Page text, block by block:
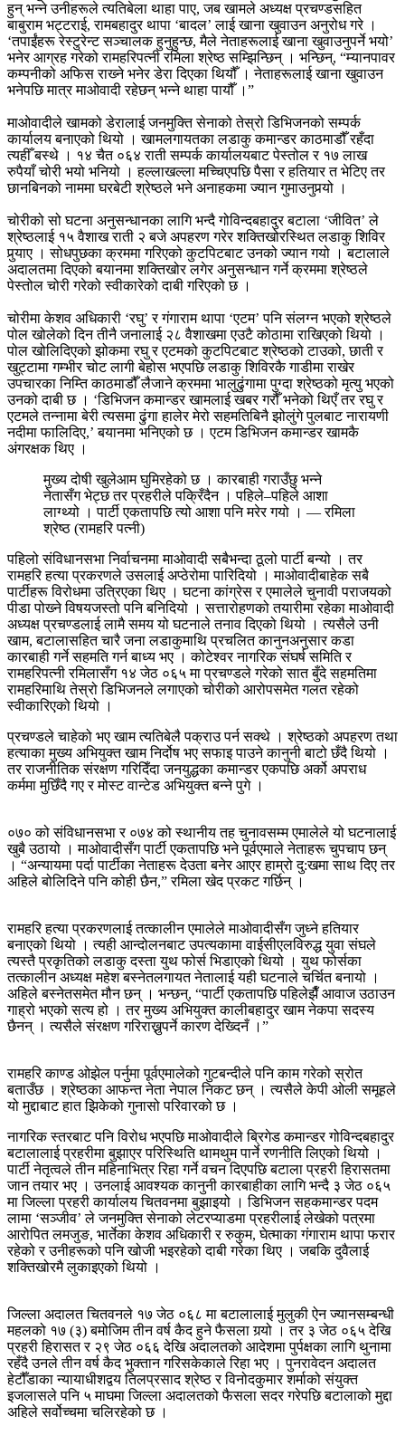
हुन् भन्‍ने उनीहरूले त्यतिबेला थाहा पाए, जब खामले अध्यक्ष प्रचण्डसहित
बाबुराम भट्टराई, रामबहादुर थापा ‘बादल’ लाई खाना खुवाउन अनुरोध गरे ।
‘तपाईंहरू रेस्टुरेन्ट सञ्चालक हुनुहुन्छ, मैले नेताहरूलाई खाना खुवाउनुपर्ने भयो’
भनेर आग्रह गरेको रामहरिपत्नी रमिला श्रेष्ठ सम्झिन्छिन् । भन्छिन्, “म्यानपावर
कम्पनीको अफिस राख्‍ने भनेर डेरा दिएका थियौँ । नेताहरूलाई खाना खुवाउन
भनेपछि मात्र माओवादी रहेछन् भन्‍ने थाहा पायौँ ।”
माओवादीले खामको डेरालाई जनमुक्ति सेनाको तेस्रो डिभिजनको सम्पर्क
कार्यालय बनाएको थियो । खामलगायतका लडाकु कमान्डर काठमाडौँ रहँदा
त्यहीँ बस्थे । १४ चैत ०६४ राती सम्पर्क कार्यालयबाट पेस्तोल र १७ लाख
रुपैयाँ चोरी भयो भनियो । हल्लाखल्ला मच्चिएपछि पैसा र हतियार त भेटिए तर
छानबिनको नाममा घरबेटी श्रेष्ठले भने अनाहकमा ज्यान गुमाउनुपर्‍यो ।
चोरीको सो घटना अनुसन्धानका लागि भन्दै गोविन्दबहादुर बटाला ‘जीवित’ ले
श्रेष्ठलाई १५ वैशाख राती २ बजे अपहरण गरेर शक्तिखोरस्थित लडाकु शिविर
पुर्‍याए । सोधपुछका क्रममा गरिएको कुटपिटबाट उनको ज्यान गयो । बटालाले
अदालतमा दिएको बयानमा शक्तिखोर लगेर अनुसन्धान गर्ने क्रममा श्रेष्ठले
पेस्तोल चोरी गरेको स्वीकारेको दाबी गरिएको छ ।
चोरीमा केशव अधिकारी ‘रघु’ र गंगाराम थापा ‘एटम’ पनि संलग्न भएको श्रेष्ठले
पोल खोलेको दिन तीनै जनालाई २८ वैशाखमा एउटै कोठामा राखिएको थियो ।
पोल खोलिदिएको झोकमा रघु र एटमको कुटपिटबाट श्रेष्ठको टाउको, छाती र
खुट्टामा गम्भीर चोट लागी बेहोस भएपछि लडाकु शिविरकै गाडीमा राखेर
उपचारका निम्ति काठमाडौँ लैजाने क्रममा भालुढुंगामा पुग्दा श्रेष्ठको मृत्यु भएको
उनको दाबी छ । ‘डिभिजन कमान्डर खामलाई खबर गरौँ भनेको थिएँ तर रघु र
एटमले तन्‍नामा बेरी त्यसमा ढुंगा हालेर मेरो सहमतिबिनै झोलुंगे पुलबाट नारायणी
नदीमा फालिदिए,’ बयानमा भनिएको छ । एटम डिभिजन कमान्डर खामकै
अंगरक्षक थिए ।
मुख्य दोषी खुलेआम घुमिरहेको छ । कारबाही गराउँछु भन्ने
नेतासँग भेट्छ तर प्रहरीले पक्रिँदैन । पहिले–पहिले आशा
लाग्थ्यो । पार्टी एकतापछि त्यो आशा पनि मरेर गयो । — रमिला
श्रेष्ठ (रामहरि पत्नी)
पहिलो संविधानसभा निर्वाचनमा माओवादी सबैभन्दा ठूलो पार्टी बन्यो । तर
रामहरि हत्या प्रकरणले उसलाई अप्ठेरोमा पारिदियो । माओवादीबाहेक सबै
पार्टीहरू विरोधमा उत्रिएका थिए । घटना कांग्रेस र एमालेले चुनावी पराजयको
पीडा पोख्‍ने विषयजस्तो पनि बनिदियो । सत्तारोहणको तयारीमा रहेका माओवादी
अध्यक्ष प्रचण्डलाई लामै समय यो घटनाले तनाव दिएको थियो । त्यसैले उनी
खाम, बटालासहित चारै जना लडाकुमाथि प्रचलित कानुनअनुसार कडा
कारबाही गर्ने सहमति गर्न बाध्य भए । कोटेश्वर नागरिक संघर्ष समिति र
रामहरिपत्नी रमिलासँग १४ जेठ ०६५ मा प्रचण्डले गरेको सात बुँदे सहमतिमा
रामहरिमाथि तेस्रो डिभिजनले लगाएको चोरीको आरोपसमेत गलत रहेको
स्वीकारिएको थियो ।
प्रचण्डले चाहेको भए खाम त्यतिबेलै पक्राउ पर्न सक्थे । श्रेष्ठको अपहरण तथा
हत्याका मुख्य अभियुक्त खाम निर्दोष भए सफाइ पाउने कानुनी बाटो छँदै थियो ।
तर राजनीतिक संरक्षण गरिदिँदा जनयुद्धका कमान्डर एकपछि अर्को अपराध
कर्ममा मुछिँदै गए र मोस्ट वान्टेड अभियुक्त बन्‍ने पुगे ।
०७० को संविधानसभा र ०७४ को स्थानीय तह चुनावसम्म एमालेले यो घटनालाई
खुबै उठायो । माओवादीसँग पार्टी एकतापछि भने पूर्वएमाले नेताहरू चुपचाप छन्
। “अन्यायमा पर्दा पार्टीका नेताहरू देउता बनेर आएर हाम्रो दु:खमा साथ दिए तर
अहिले बोलिदिने पनि कोही छैन,” रमिला खेद प्रकट गर्छिन् ।
रामहरि हत्या प्रकरणलाई तत्कालीन एमालेले माओवादीसँग जुध्ने हतियार
बनाएको थियो । त्यही आन्दोलनबाट उपत्यकामा वाईसीएलविरुद्ध युवा संघले
त्यस्तै प्रकृतिको लडाकु दस्ता युथ फोर्स भिडाएको थियो । युथ फोर्सका
तत्कालीन अध्यक्ष महेश बस्नेतलगायत नेतालाई यही घटनाले चर्चित बनायो ।
अहिले बस्नेतसमेत मौन छन् । भन्छन्, “पार्टी एकतापछि पहिलेझैँ आवाज उठाउन
गाह्रो भएको सत्य हो । तर मुख्य अभियुक्त कालीबहादुर खाम नेकपा सदस्य
छैनन् । त्यसैले संरक्षण गरिराख्नुपर्ने कारण देख्दिनँ ।”
रामहरि काण्ड ओझेल पर्नुमा पूर्वएमालेको गुटबन्दीले पनि काम गरेको स्रोत
बताउँछ । श्रेष्ठका आफन्त नेता नेपाल निकट छन् । त्यसैले केपी ओली समूहले
यो मुद्दाबाट हात झिकेको गुनासो परिवारको छ ।
नागरिक स्तरबाट पनि विरोध भएपछि माओवादीले ब्रिगेड कमान्डर गोविन्दबहादुर
बटालालाई प्रहरीमा बुझाएर परिस्थिति थामथुम पार्ने रणनीति लिएको थियो ।
पार्टी नेतृत्वले तीन महिनाभित्र रिहा गर्ने वचन दिएपछि बटाला प्रहरी हिरासतमा
जान तयार भए । उनलाई आवश्यक कानुनी कारबाहीका लागि भन्दै ३ जेठ ०६५
मा जिल्ला प्रहरी कार्यालय चितवनमा बुझाइयो । डिभिजन सहकमान्डर पदम
लामा ‘सञ्जीव’ ले जनमुक्ति सेनाको लेटरप्याडमा प्रहरीलाई लेखेको पत्रमा
आरोपित लमजुङ, भार्तेका केशव अधिकारी र रुकुम, घेत्माका गंगाराम थापा फरार
रहेको र उनीहरूको पनि खोजी भइरहेको दाबी गरेका थिए । जबकि दुवैलाई
शक्तिखोरमै लुकाइएको थियो ।
जिल्ला अदालत चितवनले १७ जेठ ०६८ मा बटालालाई मुलुकी ऐन ज्यानसम्बन्धी
महलको १७ (३) बमोजिम तीन वर्ष कैद हुने फैसला गर्‍यो । तर ३ जेठ ०६५ देखि
प्रहरी हिरासत र २९ जेठ ०६६ देखि अदालतको आदेशमा पुर्पक्षका लागि थुनामा
रहँदै उनले तीन वर्ष कैद भुक्तान गरिसकेकाले रिहा भए । पुनरावेदन अदालत
हेटौँडाका न्यायाधीशद्वय तिलप्रसाद श्रेष्ठ र विनोदकुमार शर्माको संयुक्त
इजलासले पनि ५ माघमा जिल्ला अदालतको फैसला सदर गरेपछि बटालाको मुद्दा
अहिले सर्वोच्चमा चलिरहेको छ ।